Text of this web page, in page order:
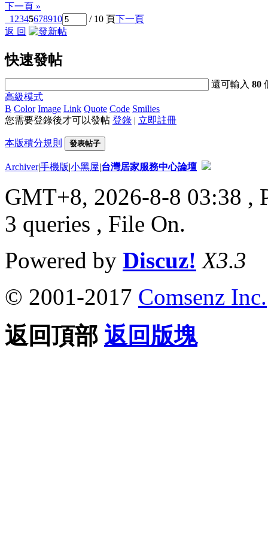
下一頁 »
1 2345678910 / 10 頁下一頁
返 回
快速發帖
還可輸入80
高級模式
B Color Image Link Quote Code Smilies
您需要登錄後才可以發帖 登錄 | 立即註冊
本版積分規則 發表帖子
Archiver|手機版|小黑屋|台灣居家服務中心論壇
GMT+8, 2026-8-8 03:38 ,
3 queries , File On.
Powered by Discuz! X3.3
© 2001-2017 Comsenz Inc.
返回頂部 返回版塊